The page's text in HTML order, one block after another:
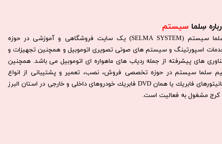
سِلما سیستم​​​​​​​
سِلما سيستم (SELMA SYSTEM) یک سایت فروشگاهی و آموزشی در حوزه
اسپورتینگ و سیستم های صوتی تصویری اتوموبیل و همچنین تجهیزات و
های پیشرفته از جمله ردیاب های ماهواره ای اتوموبیل می باشد. همچنين
سلما سيستم در حوزه تخصصی فروش، نصب، تعمير و پشتيبانی از انواع
مانيتورهای فابريك يا همان DVD فابريك خودروهای داخلی و خارجی در استان البرز
كرج مشغول به فعاليت است.​​​​​​​